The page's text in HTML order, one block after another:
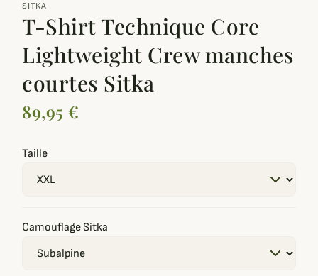
SITKA
T-Shirt Technique Core
Lightweight Crew manches
courtes Sitka
89,95 €
Taille
Camouflage Sitka